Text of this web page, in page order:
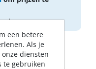
een betere
Als je
diensten
te gebruiken